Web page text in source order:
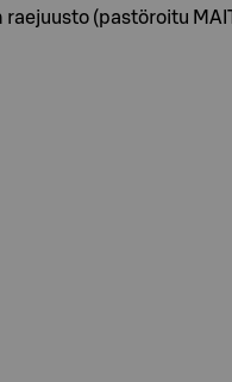
(pastöroitu